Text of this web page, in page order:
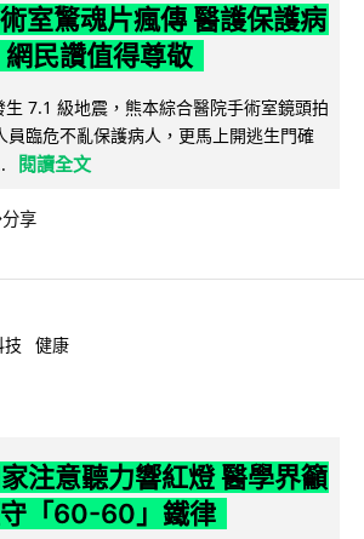
室驚魂片瘋傳 醫護保護病
民讚值得尊敬
7.1 級地震，熊本綜合醫院手術室鏡頭拍
員臨危不亂保護病人，更馬上開逃生門確
閱讀全文
分享
技 健康
注意聽力響紅燈 醫學界籲
「60-60」鐵律